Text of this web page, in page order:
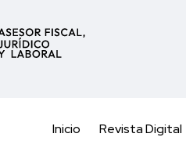
Inicio Revista Digital